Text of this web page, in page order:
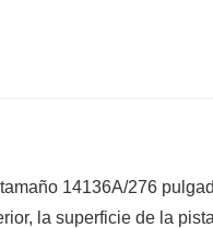
14136A/276
la superficie de la